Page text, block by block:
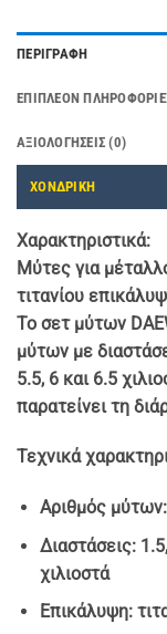
ΠΕΡΙΓΡΑΦΉ
ΕΠΙΠΛΈΟΝ
ΑΞΙΟΛΟΓΉΣΕΙΣ (0)
ΧΟΝΔΡΙΚΗ
Χαρακτηριστικά:
Μύτες για
τιτανίου
Το σετ μύτων
μύτων με
5.5, 6 και 6.5
παρατείνει τη
Τεχνικά
Αριθμός
Διαστάσεις:
χιλιοστά
Επικάλυψη: